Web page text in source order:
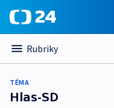
Rubriky
TÉMA
Hlas-SD